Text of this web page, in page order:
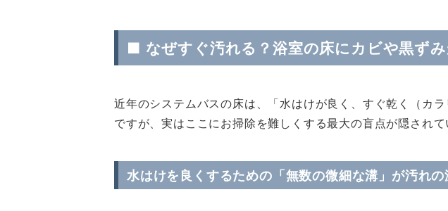
■ なぜすぐ汚れる？浴室の床にカビや黒ずみ
近年のシステムバスの床は、「水はけが良く、すぐ乾く（カ
ですが、実はここにお掃除を難しくする最大の盲点が隠されて
水はけを良くするための「無数の微細な溝」が汚れの